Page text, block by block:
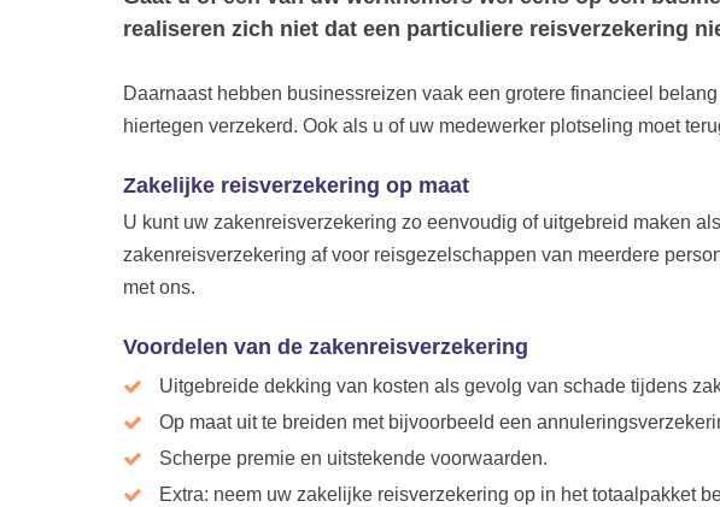
realiseren zich niet dat een particuliere reisverzekering
Daarnaast hebben businessreizen vaak een grotere financieel
hiertegen verzekerd. Ook als u of uw medewerker plotseling moet
Zakelijke reisverzekering op maat
U kunt uw zakenreisverzekering zo eenvoudig of uitgebreid maken
zakenreisverzekering af voor reisgezelschappen van meerdere
met ons.
Voordelen van de zakenreisverzekering
Uitgebreide dekking van kosten als gevolg van schade tijdens
Op maat uit te breiden met bijvoorbeeld een
Scherpe premie en uitstekende voorwaarden.
Extra: neem uw zakelijke reisverzekering op in het totaalpakket